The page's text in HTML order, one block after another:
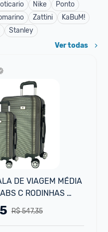
Nike
Ponto
Zattini
KaBuM!
Stanley
Ver todas
DE VIAGEM MÉDIA
C RODINHAS
R$ 547,35